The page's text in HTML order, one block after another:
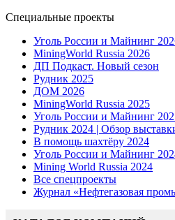
Специальные проекты
Уголь России и Майнинг
MiningWorld Russia 2026
ДП Подкаст. Новый сезон
Рудник 2025
ДОМ 2026
MiningWorld Russia 2025
Уголь России и Майнинг
Рудник 2024 | Обзор
В помощь шахтёру 2024
Уголь России и Майнинг
Mining World Russia 2024
Все спецпроекты
Журнал «Нефтегазовая